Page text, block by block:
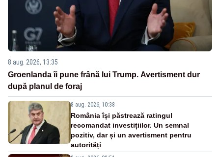
8 aug. 2026, 13:35
Groenlanda îi pune frână lui Trump. Avertisment dur
după planul de foraj
8 aug. 2026, 10:38
România își păstrează ratingul
recomandat investițiilor. Un semnal
pozitiv, dar și un avertisment pentru
autorități